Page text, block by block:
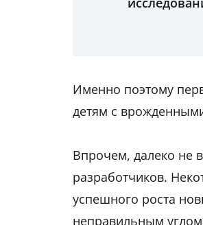
Именно поэтому
детям с
Впрочем, далеко не
разработчиков.
успешного роста
неправильным